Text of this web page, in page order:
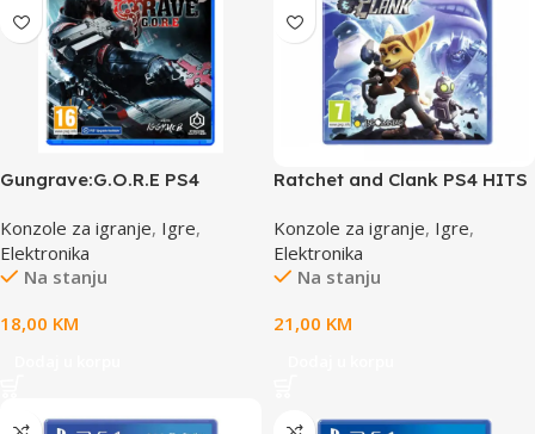
Gungrave:G.O.R.E PS4
Konzole za igranje, Igre,
Elektronika
Na stanju
18,00 KM
Ratchet and Clank PS4 HITS
Konzole za igranje, Igre,
Elektronika
Na stanju
21,00 KM